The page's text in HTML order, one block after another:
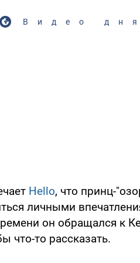
Видео
Hello, что принц-
личными
он обращался к
что-то рассказать.